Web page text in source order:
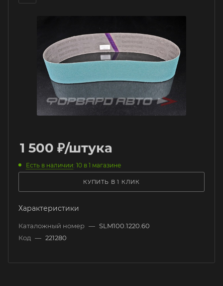
1 500 ₽/штука
Есть в наличии: 10 в 1 магазине
КУПИТЬ В 1 КЛИК
Характеристики
Каталожный номер — SLM100.1220.60
Код — 221280